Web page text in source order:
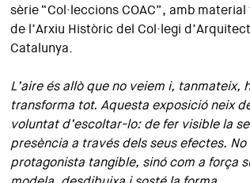
sèrie “Col·leccions COAC”, amb
de l’Arxiu Històric del Col·legi
Catalunya.
L’aire és allò que no veiem i, tanmateix,
transforma tot. Aquesta exposició neix
voluntat d’escoltar-lo: de fer visible la
presència a través dels seus efectes. No
protagonista tangible, sinó com a força